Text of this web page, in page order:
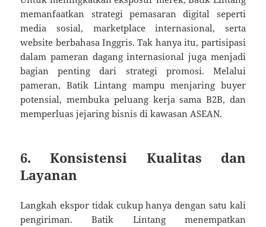
memanfaatkan strategi pemasaran digital seperti
media sosial, marketplace internasional, serta
website berbahasa Inggris. Tak hanya itu, partisipasi
dalam pameran dagang internasional juga menjadi
bagian penting dari strategi promosi. Melalui
pameran, Batik Lintang mampu menjaring buyer
potensial, membuka peluang kerja sama B2B, dan
memperluas jejaring bisnis di kawasan ASEAN.
6. Konsistensi Kualitas dan
Layanan
Langkah ekspor tidak cukup hanya dengan satu kali
pengiriman. Batik Lintang menempatkan